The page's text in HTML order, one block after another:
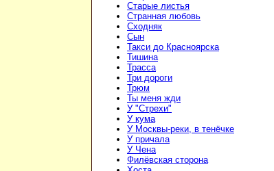
Старые листья
Странная любовь
Сходняк
Сын
Такси до Красноярска
Тишина
Трасса
Три дороги
Трюм
Ты меня жди
У "Стрехи"
У кума
У Москвы-реки, в тенёчке
У причала
У Чена
Филёвская сторона